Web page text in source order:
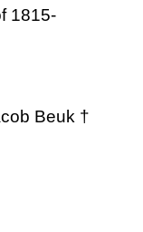
1815-
Beuk †